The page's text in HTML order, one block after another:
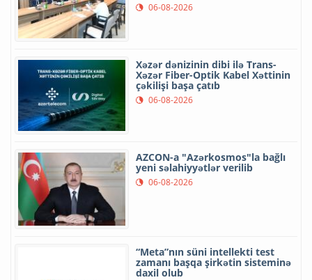
06-08-2026
Xəzər dənizinin dibi ilə Trans-
Xəzər Fiber-Optik Kabel Xəttinin
çəkilişi başa çatıb
06-08-2026
AZCON-a "Azərkosmos"la bağlı
yeni səlahiyyətlər verilib
06-08-2026
“Meta”nın süni intellekti test
zamanı başqa şirkətin sisteminə
daxil olub